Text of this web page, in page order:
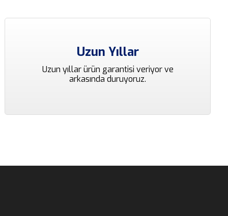
Uzun Yıllar
Uzun yıllar ürün garantisi veriyor ve
arkasında duruyoruz.